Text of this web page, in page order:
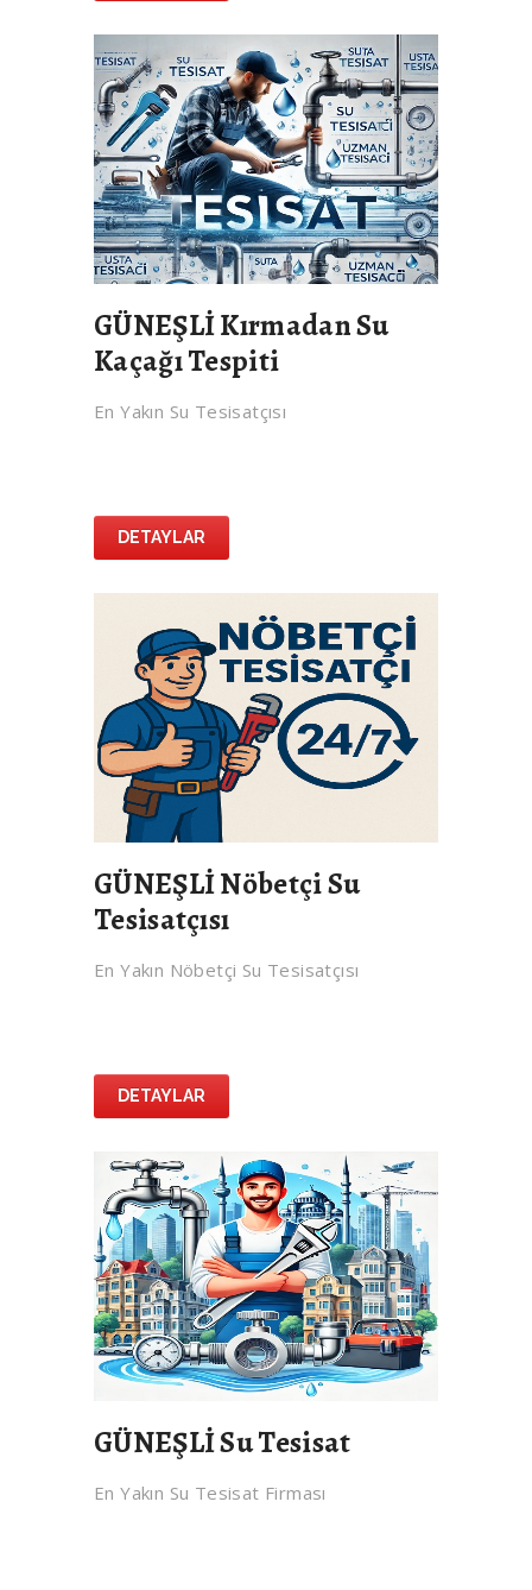
GÜNEŞLİ Kırmadan Su
Kaçağı Tespiti
En Yakın Su Tesisatçısı
DETAYLAR
GÜNEŞLİ Nöbetçi Su
Tesisatçısı
En Yakın Nöbetçi Su Tesisatçısı
DETAYLAR
GÜNEŞLİ Su Tesisat
En Yakın Su Tesisat Firması